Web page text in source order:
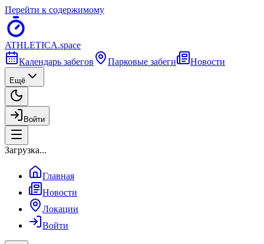
Перейти к содержимому
ATHLETICA.space
Календарь забегов
Парковые забеги Новости
Ещё
Войти
Загрузка...
Главная
Новости
Локации
Войти